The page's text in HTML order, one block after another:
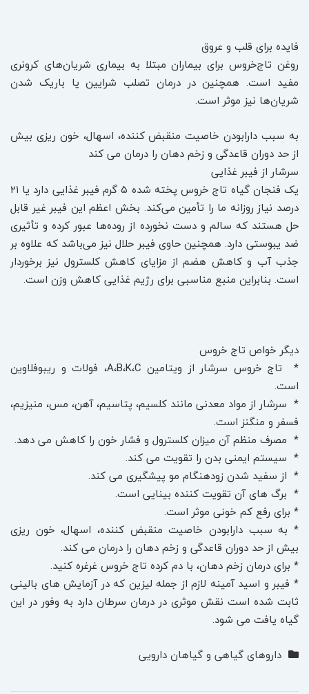
فایده برای قلب و عروق
روغن تاج‌خروس برای بیماران مبتلا به بیماری شریان‌های کرونری
مفید است. همچنین در درمان تصلب شرایین یا باریک شدن
شریان‌ها نیز موثر است.
به سبب دارابودن خاصیت منقبض کننده، اسهال، خون ریزی بیش
از حد دوران قاعدگی و زخم دهان را درمان می کند
سرشار از فیبر غذایی
یک فنجان گیاه تاج خروس پخته شده ۵ گرم فیبر غذایی دارد یا ۲۱
درصد نیاز روزانه ما را تأمین می‌کند. بخش اعظم این فیبر غیر قابل
حل هستند که سالم و دست نخورده از روده‌ها عبور کرده و تأثیری
ضد یبوستی دارد. همچنین حاوی فیبر حلال نیز می‌باشد که علاوه بر
جذب آب و کاهش هضم از مزایای کاهش کلسترول نیز برخوردار
است. بنابراین منبع مناسبی برای رژیم غذایی کاهش وزن است.
دیگر خواص تاج خروس
* تاج خروس سرشار از ویتامین A،B،K،C، فولات و ریبوفلاوین
است.
* سرشار از مواد معدنی مانند کلسیم، پتاسیم، آهن، مس، منیزیم،
فسفر و منگنز است.
* مصرف منظم آن میزان کلسترول و فشار خون را کاهش می دهد.
* سیستم ایمنی بدن را تقویت می کند.
* از سفید شدن زودهنگام مو پیشگیری می کند.
* برگ های آن تقویت کننده بینایی است.
* برای رفع کم خونی موثر است.
* به سبب دارابودن خاصیت منقبض کننده، اسهال، خون ریزی
بیش از حد دوران قاعدگی و زخم دهان را درمان می کند.
* برای درمان زخم دهان، با دم کرده تاج خروس غرغره کنید.
* فیبر و اسید آمینه لازم از جمله لیزین که در آزمایش های بالینی
ثابت شده است نقش موثری در درمان سرطان دارد به وفور در این
گیاه یافت می شود.
داروهای گیاهی و گیاهان دارویی